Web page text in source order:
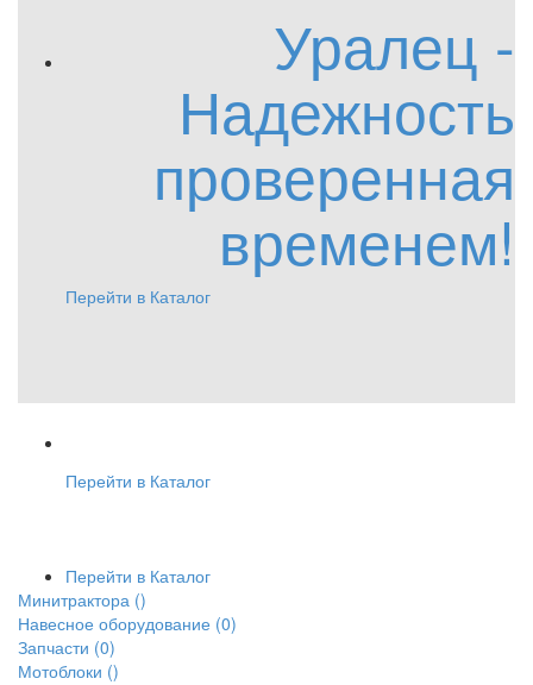
Уралец -
Надежность
проверенная
временем!
Перейти в Каталог
Перейти в Каталог
Перейти в Каталог
Минитрактора ()
Навесное оборудование (0)
Запчасти (0)
Мотоблоки ()